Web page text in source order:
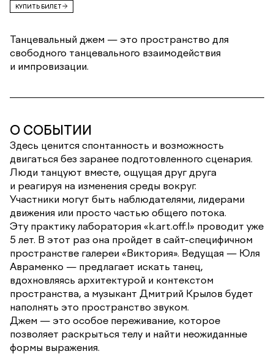
КУПИТЬ БИЛЕТ
Танцевальный джем — это пространство для
свободного танцевального взаимодействия
и импровизации.
О СОБЫТИИ
Здесь ценится спонтанность и возможность
двигаться без заранее подготовленного сценария.
Люди танцуют вместе, ощущая друг друга
и реагируя на изменения среды вокруг.
Участники могут быть наблюдателями, лидерами
движения или просто частью общего потока.
Эту практику лаборатория «k.art.off.l» проводит уже
5 лет. В этот раз она пройдет в сайт-специфичном
пространстве галереи «Виктория». Ведущая — Юля
Авраменко — предлагает искать танец,
вдохновляясь архитектурой и контекстом
пространства, а музыкант Дмитрий Крылов будет
наполнять это пространство звуком.
Джем — это особое переживание, которое
позволяет раскрыться телу и найти неожиданные
формы выражения.